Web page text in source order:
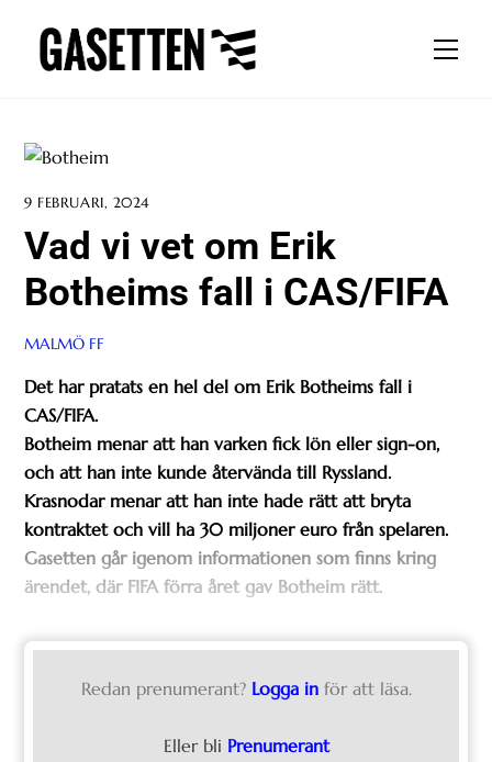
content
9 FEBRUARI, 2024
Vad vi vet om Erik
Botheims fall i CAS/FIFA
MALMÖ FF
Det har pratats en hel del om Erik Botheims fall i
CAS/FIFA.
Botheim menar att han varken fick lön eller sign-on,
och att han inte kunde återvända till Ryssland.
Krasnodar menar att han inte hade rätt att bryta
kontraktet och vill ha 30 miljoner euro från spelaren.
Gasetten går igenom informationen som finns kring
ärendet, där FIFA förra året gav Botheim rätt.
Redan prenumerant? Logga in för att läsa.
Eller bli Prenumerant